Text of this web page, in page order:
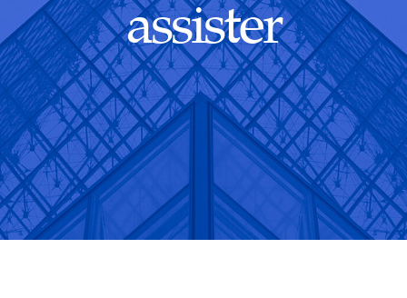
assister